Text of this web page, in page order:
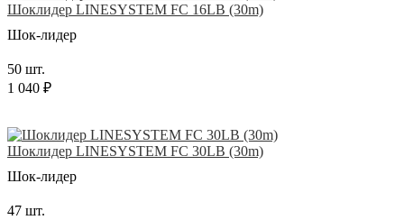
Шоклидер LINESYSTEM FC 16LB (30m)
Шок-лидер
50 шт.
1 040 ₽
Шоклидер LINESYSTEM FC 30LB (30m)
Шок-лидер
47 шт.